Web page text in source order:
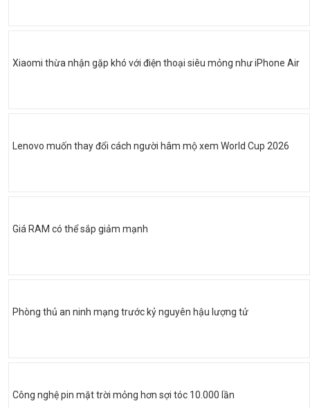
Xiaomi thừa nhận gặp khó với điện thoại siêu mỏng như iPhone Air
Lenovo muốn thay đổi cách người hâm mộ xem World Cup 2026
Giá RAM có thể sắp giảm mạnh
Phòng thủ an ninh mạng trước kỷ nguyên hậu lượng tử
Công nghệ pin mặt trời mỏng hơn sợi tóc 10.000 lần